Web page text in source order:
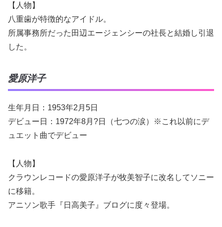
【人物】
八重歯が特徴的なアイドル。
所属事務所だった田辺エージェンシーの社長と結婚し引退
した。
愛原洋子
生年月日：1953年2月5日
デビュー日：1972年8月?日（七つの涙）※これ以前にデ
ュエット曲でデビュー
【人物】
クラウンレコードの愛原洋子が牧美智子に改名してソニー
に移籍。
アニソン歌手『日高美子』ブログに度々登場。